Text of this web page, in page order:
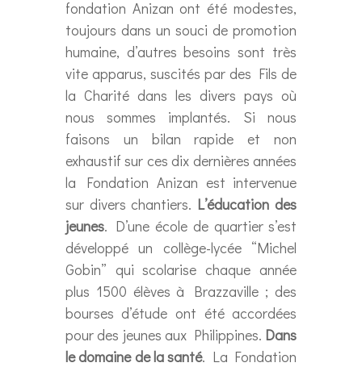
fondation Anizan ont été modestes,
toujours dans un souci de promotion
humaine, d’autres besoins sont très
vite apparus, suscités par des Fils de
la Charité dans les divers pays où
nous sommes implantés. Si nous
faisons un bilan rapide et non
exhaustif sur ces dix dernières années
la Fondation Anizan est intervenue
sur divers chantiers. L’éducation des
jeunes. D’une école de quartier s’est
développé un collège-lycée “Michel
Gobin” qui scolarise chaque année
plus 1500 élèves à Brazzaville ; des
bourses d’étude ont été accordées
pour des jeunes aux Philippines. Dans
ledomaine de la santé. La Fondation